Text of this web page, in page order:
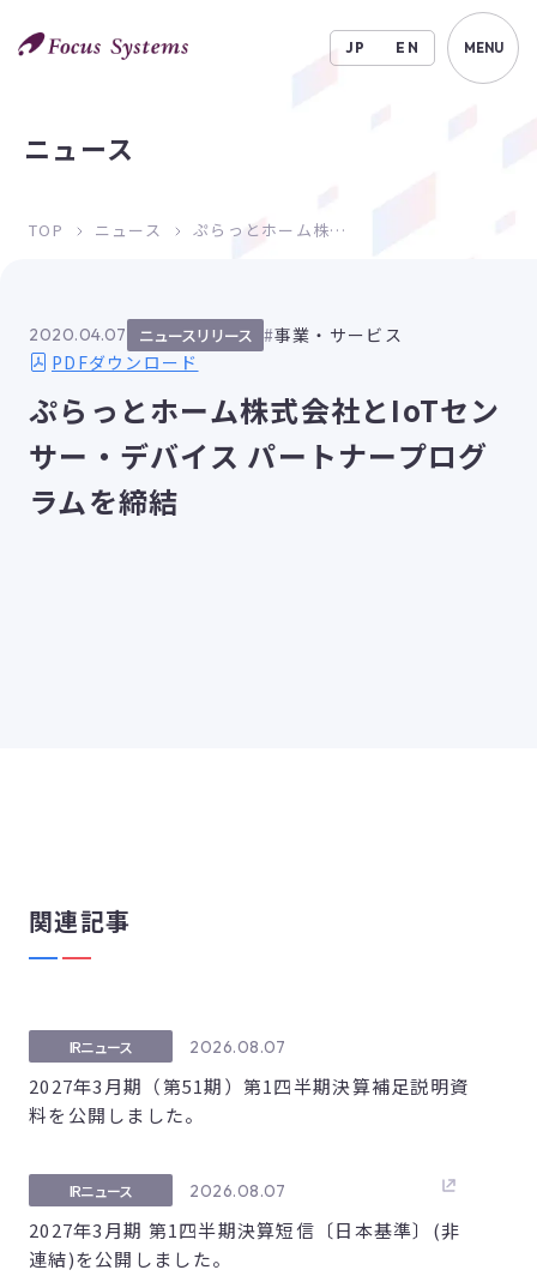
JP EN MENU
ニュース
TOP ニュース ぷらっとホーム株式会社とIoTセンサー・デバイス パートナープログラムを締結
2020.04.07 ニュースリリース
事業・サービス
PDFダウンロード
ぷらっとホーム株式会社とIoTセン
サー・デバイス パートナープログ
ラムを締結
関連記事
2026.08.07
IRニュース
2027年3月期（第51期）第1四半期決算補足説明資
料を公開しました。
2026.08.07
IRニュース
2027年3月期 第1四半期決算短信〔日本基準〕(非
連結)を公開しました。